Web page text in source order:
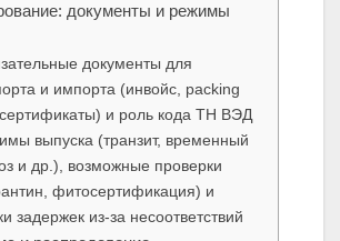
документы и режимы
документы для
и импорта (инвойс, packing
и роль кода ТН ВЭД
выпуска (транзит, временный
и др.), возможные проверки
фитосертификация) и
задержек из‑за несоответствий